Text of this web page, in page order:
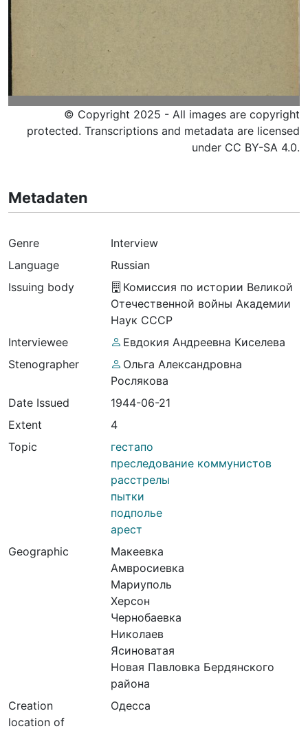
© Copyright 2025 - All images are copyright
protected. Transcriptions and metadata are licensed
under CC BY-SA 4.0.
Metadaten
Genre
Interview
Language
Russian
Issuing body
Комиссия по истории Великой
Отечественной войны Академии
Наук СССР
Interviewee
Евдокия Андреевна Киселева
Stenographer
Ольга Александровна
Рослякова
Date Issued
1944-06-21
Extent
4
Topic
гестапо
преследование коммунистов
расстрелы
пытки
подполье
арест
Geographic
Макеевка
Амвросиевка
Мариуполь
Херсон
Чернобаевка
Николаев
Ясиноватая
Новая Павловка Бердянского
района
Creation
location of
Одесса